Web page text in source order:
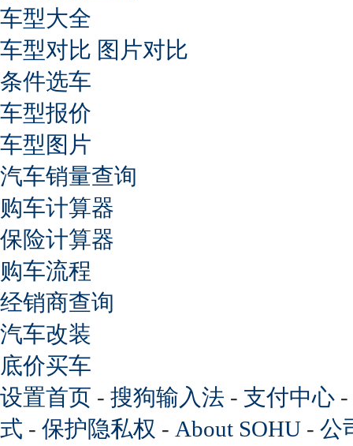
车型大全
车型对比 图片对比
条件选车
车型报价
车型图片
汽车销量查询
购车计算器
保险计算器
购车流程
经销商查询
汽车改装
底价买车
设置首页 - 搜狗输入法 - 支付中心 -
式 - 保护隐私权 - About SOHU - 公